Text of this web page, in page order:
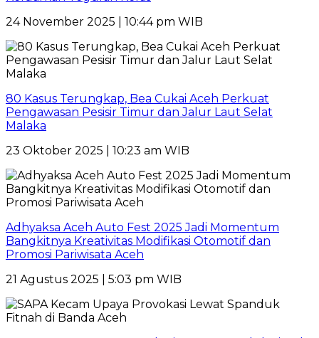
24 November 2025 | 10:44 pm WIB
80 Kasus Terungkap, Bea Cukai Aceh Perkuat
Pengawasan Pesisir Timur dan Jalur Laut Selat
Malaka
23 Oktober 2025 | 10:23 am WIB
Adhyaksa Aceh Auto Fest 2025 Jadi Momentum
Bangkitnya Kreativitas Modifikasi Otomotif dan
Promosi Pariwisata Aceh
21 Agustus 2025 | 5:03 pm WIB